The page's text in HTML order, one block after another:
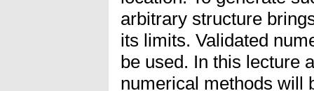
arbitrary structure
its limits. Validated
be used. In this lecture
numerical methods will